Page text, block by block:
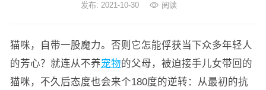
发布: 2021-10-30 阅读
猫咪，自带一股魔力。否则它怎能俘获当下众多年轻人
的芳心？就连从不养宠物的父母，被迫接手儿女带回的
猫咪，不久后态度也会来个180度的逆转：从最初的抗